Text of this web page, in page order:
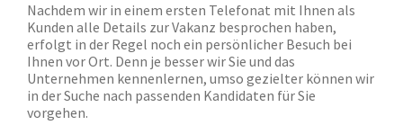
Nachdem wir in einem ersten Telefonat mit Ihnen als
Kunden alle Details zur Vakanz besprochen haben,
erfolgt in der Regel noch ein persönlicher Besuch bei
Ihnen vor Ort. Denn je besser wir Sie und das
Unternehmen kennenlernen, umso gezielter können wir
in der Suche nach passenden Kandidaten für Sie
vorgehen.